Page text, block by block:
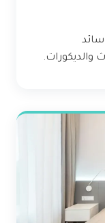
والديكورات.